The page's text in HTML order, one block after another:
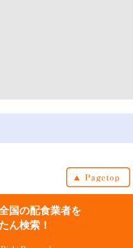
国の配食業者を
ん検索！